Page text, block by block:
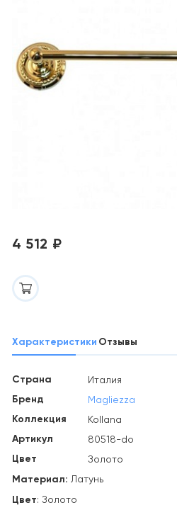
4 512 ₽
Характеристики Отзывы
Страна Италия
Бренд Magliezza
Коллекция Kollana
Артикул 80518-do
Цвет Золото
Материал: Латунь
Цвет: Золото